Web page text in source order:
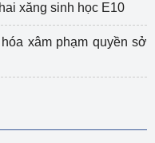
xăng sinh học E10
xâm phạm quyền sở